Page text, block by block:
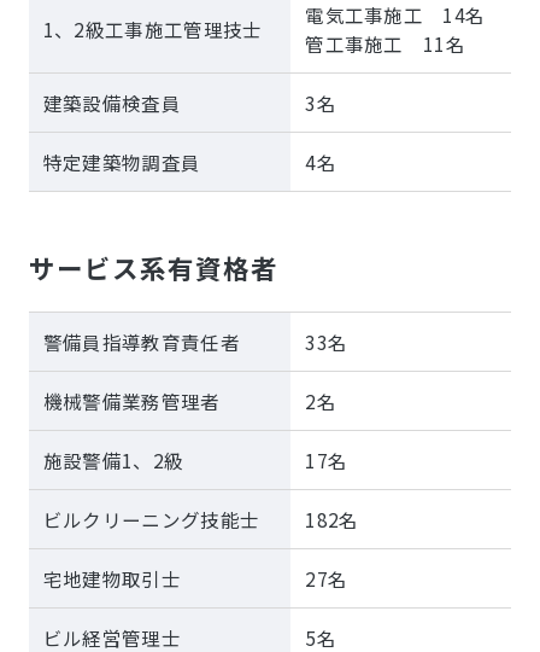
1、2級工事施工管理技士
電気工事施工 14名
管工事施工 11名
建築設備検査員 3名
特定建築物調査員 4名
サービス系有資格者
警備員指導教育責任者 33名
機械警備業務管理者 2名
施設警備1、2級 17名
ビルクリーニング技能士 182名
宅地建物取引士 27名
ビル経営管理士 5名